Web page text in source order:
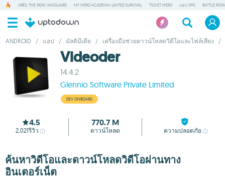
ARES: THE IRON VANGUARD MY HERO ACADEMIA UNITED SURVIVAL TICKET HERO แอป VPN BATTLE
ANDROID / แอป / มัลติมีเดีย / เครื่องมือช่วยดาวน์โหลดวิดีโอและไฟล์เสียง /
Videoder
14.4.2
Glennio Software Private Limited
DEV ONBOARD
4.5
2,021รีวิว
770.7 M
ดาวน์โหลด ความปลอดภัย
ค้นหาวิดีโอและดาวน์โหลดวิดีโอผ่านทาง
อินเตอร์เน็ต